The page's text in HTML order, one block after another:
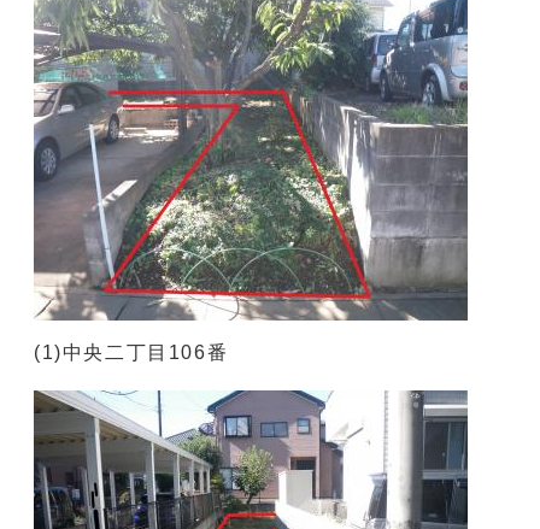
(1)中央二丁目106番